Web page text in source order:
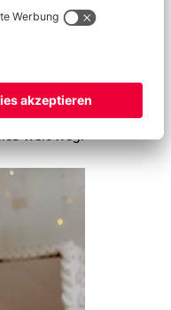
das
ist
– in
weit weg.